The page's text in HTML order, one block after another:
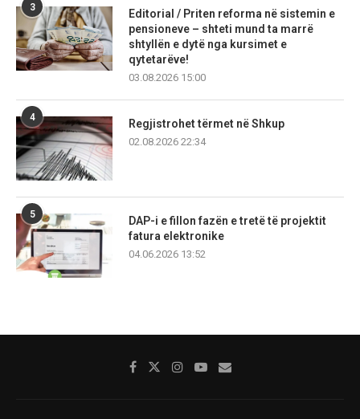
3
Editorial / Priten reforma në sistemin e
pensioneve – shteti mund ta marrë
shtyllën e dytë nga kursimet e
qytetarëve!
03.08.2026 15:00
4
Regjistrohet tërmet në Shkup
02.08.2026 22:34
5
DAP-i e fillon fazën e tretë të projektit
fatura elektronike
04.06.2026 13:52